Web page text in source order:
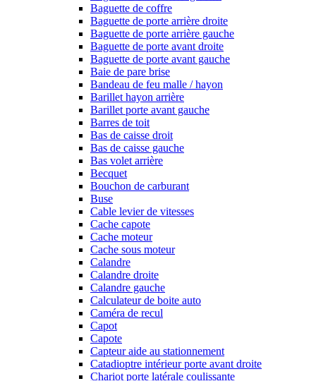
Baguette de coffre
Baguette de porte arrière droite
Baguette de porte arrière gauche
Baguette de porte avant droite
Baguette de porte avant gauche
Baie de pare brise
Bandeau de feu malle / hayon
Barillet hayon arrière
Barillet porte avant gauche
Barres de toit
Bas de caisse droit
Bas de caisse gauche
Bas volet arrière
Becquet
Bouchon de carburant
Buse
Cable levier de vitesses
Cache capote
Cache moteur
Cache sous moteur
Calandre
Calandre droite
Calandre gauche
Calculateur de boite auto
Caméra de recul
Capot
Capote
Capteur aide au stationnement
Catadioptre intérieur porte avant droite
Chariot porte latérale coulissante